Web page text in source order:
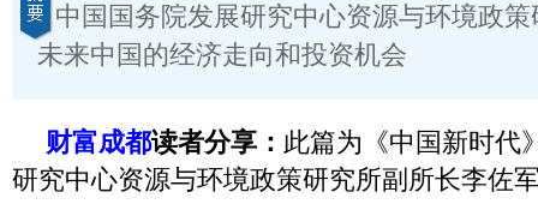
中国国务院发展研究中心资源与环境政
未来中国的经济走向和投资机会
财富成都读者分享： 此篇为《中国新时代
研究中心资源与环境政策研究所副所长李佐